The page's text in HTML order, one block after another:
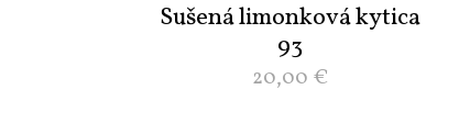
Sušená limonková kytica
93
20,00 €